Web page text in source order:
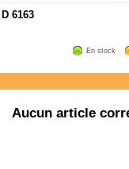
D 6163
En stock
Aucun article